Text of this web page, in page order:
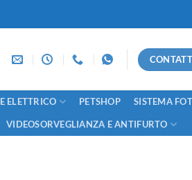
ELETTRICO PETSHOP SISTEMA
VIDEOSORVEGLIANZA E ANTIFURTO